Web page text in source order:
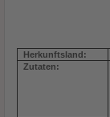
Herkunftsland:
Zutaten: